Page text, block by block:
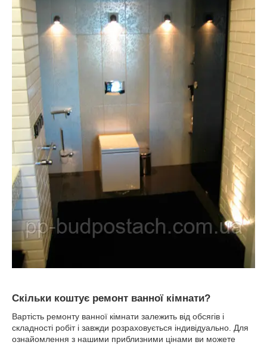
Скільки коштує ремонт ванної кімнати?
Вартість ремонту ванної кімнати залежить від обсягів і
складності робіт і завжди розраховується індивідуально. Для
ознайомлення з нашими приблизними цінами ви можете